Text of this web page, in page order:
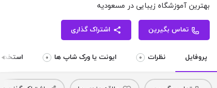
بهترین آموزشگاه زیبایی در مسعودیه
تماس بگیرین اشتراک گذاری
پروفایل نظرات 0 ایونت یا ورک شاپ ها 0